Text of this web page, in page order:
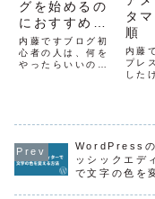
グを始めるの
におすすめし
たい２つのブ
ログ
内藤ですブログ初
心者の人は、何を
やったらいいのか
いいか分からない
人的なおすすめ
は、アメブロか、
WordPressで
す。僕自身、アメ
ブロを2009年か
タ
順
内藤
プレ
した
いま
かよ
れる
す。
WordPressの
ッシックエデ
で文字の色を